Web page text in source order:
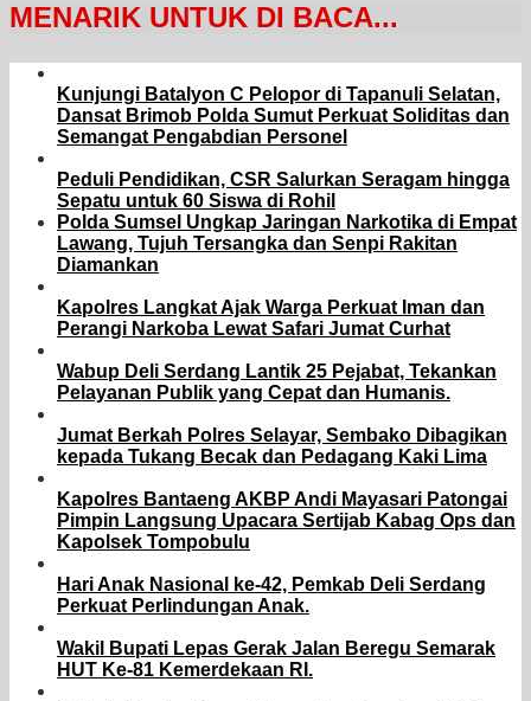
MENARIK UNTUK DI BACA...
Kunjungi Batalyon C Pelopor di Tapanuli Selatan,
Dansat Brimob Polda Sumut Perkuat Soliditas dan
Semangat Pengabdian Personel
Peduli Pendidikan, CSR Salurkan Seragam hingga
Sepatu untuk 60 Siswa di Rohil
Polda Sumsel Ungkap Jaringan Narkotika di Empat
Lawang, Tujuh Tersangka dan Senpi Rakitan
Diamankan
Kapolres Langkat Ajak Warga Perkuat Iman dan
Perangi Narkoba Lewat Safari Jumat Curhat
Wabup Deli Serdang Lantik 25 Pejabat, Tekankan
Pelayanan Publik yang Cepat dan Humanis.
Jumat Berkah Polres Selayar, Sembako Dibagikan
kepada Tukang Becak dan Pedagang Kaki Lima
Kapolres Bantaeng AKBP Andi Mayasari Patongai
Pimpin Langsung Upacara Sertijab Kabag Ops dan
Kapolsek Tompobulu
Hari Anak Nasional ke-42, Pemkab Deli Serdang
Perkuat Perlindungan Anak.
Wakil Bupati Lepas Gerak Jalan Beregu Semarak
HUT Ke-81 Kemerdekaan RI.